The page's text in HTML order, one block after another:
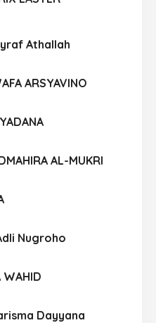
Athallah
ARSYAVINO
AL-MUKRI
Nugroho
WAHID
Dayyana